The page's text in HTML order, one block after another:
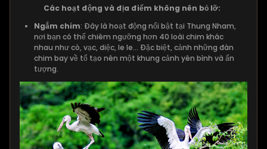
Các hoạt động và địa điểm không nên bỏ lỡ:
Ngắm chim: Đây là hoạt động nổi bật tại Thung Nham,
nơi bạn có thể chiêm ngưỡng hơn 40 loài chim khác
nhau như cò, vạc, diệc, le le… Đặc biệt, cảnh những đàn
chim bay về tổ tạo nên một khung cảnh yên bình và ấn
tượng.